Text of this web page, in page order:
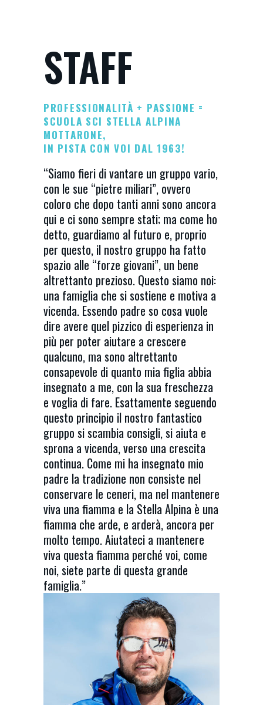
STAFF
PROFESSIONALITÀ + PASSIONE =
SCUOLA SCI STELLA ALPINA
MOTTARONE,
IN PISTA CON VOI DAL 1963!
“Siamo fieri di vantare un gruppo vario,
con le sue “pietre miliari”, ovvero
coloro che dopo tanti anni sono ancora
qui e ci sono sempre stati; ma come ho
detto, guardiamo al futuro e, proprio
per questo, il nostro gruppo ha fatto
spazio alle “forze giovani”, un bene
altrettanto prezioso. Questo siamo noi:
una famiglia che si sostiene e motiva a
vicenda. Essendo padre so cosa vuole
dire avere quel pizzico di esperienza in
più per poter aiutare a crescere
qualcuno, ma sono altrettanto
consapevole di quanto mia figlia abbia
insegnato a me, con la sua freschezza
e voglia di fare. Esattamente seguendo
questo principio il nostro fantastico
gruppo si scambia consigli, si aiuta e
sprona a vicenda, verso una crescita
continua. Come mi ha insegnato mio
padre la tradizione non consiste nel
conservare le ceneri, ma nel mantenere
viva una fiamma e la Stella Alpina è una
fiamma che arde, e arderà, ancora per
molto tempo. Aiutateci a mantenere
viva questa fiamma perché voi, come
noi, siete parte di questa grande
famiglia.”